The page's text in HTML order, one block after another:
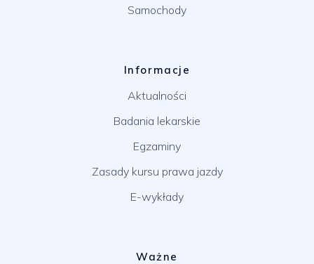
Samochody
Informacje
Aktualności
Badania lekarskie
Egzaminy
Zasady kursu prawa jazdy
E-wykłady
Ważne